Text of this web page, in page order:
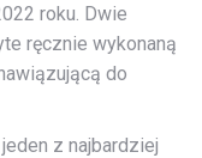
roku. Dwie
ręcznie wykonaną
do
z najbardziej